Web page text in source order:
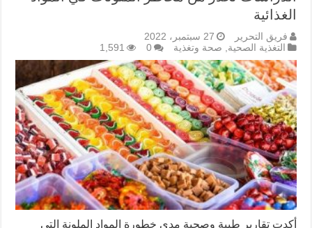
الغذائية
فريق التحرير
27 سبتمبر، 2022
التغذية الصحية, صحة وتغذية 0
1,591
أكدت تقارير طبية وصحية مدى خطورة المواد الملونة التي